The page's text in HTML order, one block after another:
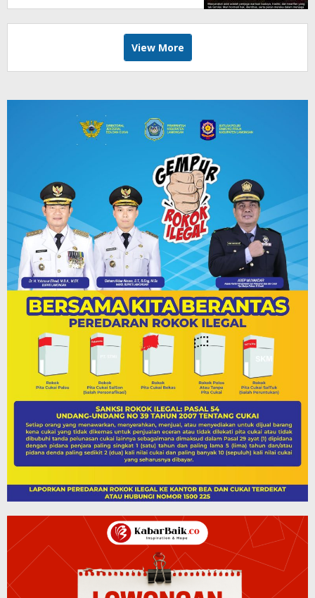
View More